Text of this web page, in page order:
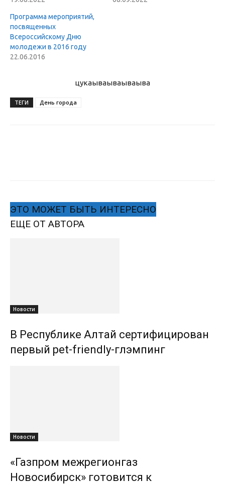
Программа мероприятий,
посвященных
Всероссийскому Дню
молодежи в 2016 году
22.06.2016
цукаываываываыва
ТЕГИ День города
ЭТО МОЖЕТ БЫТЬ ИНТЕРЕСНО
ЕЩЕ ОТ АВТОРА
Новости
В Республике Алтай сертифицирован
первый pet-friendly-глэмпинг
Новости
«Газпром межрегионгаз
Новосибирск» готовится к